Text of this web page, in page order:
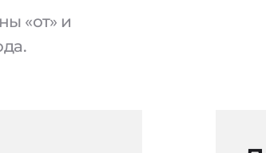
«от» и